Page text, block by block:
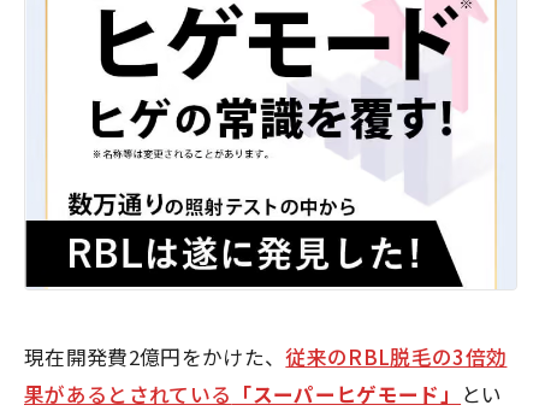
現在開発費2億円をかけた、従来のRBL脱毛の3倍効
果があるとされている 「スーパーヒゲモード」 とい